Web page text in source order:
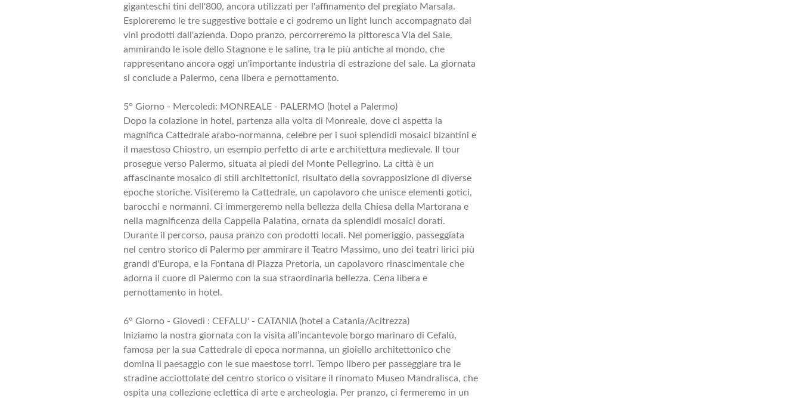
giganteschi tini dell'800, ancora utilizzati per l'affinamento del pregiato Marsala.
Esploreremo le tre suggestive bottaie e ci godremo un light lunch accompagnato dai
vini prodotti dall'azienda. Dopo pranzo, percorreremo la pittoresca Via del Sale,
ammirando le isole dello Stagnone e le saline, tra le più antiche al mondo, che
rappresentano ancora oggi un'importante industria di estrazione del sale. La giornata
si conclude a Palermo, cena libera e pernottamento.
5° Giorno - Mercoledì: MONREALE - PALERMO (hotel a Palermo)
Dopo la colazione in hotel, partenza alla volta di Monreale, dove ci aspetta la
magnifica Cattedrale arabo-normanna, celebre per i suoi splendidi mosaici bizantini e
il maestoso Chiostro, un esempio perfetto di arte e architettura medievale. Il tour
prosegue verso Palermo, situata ai piedi del Monte Pellegrino. La città è un
affascinante mosaico di stili architettonici, risultato della sovrapposizione di diverse
epoche storiche. Visiteremo la Cattedrale, un capolavoro che unisce elementi gotici,
barocchi e normanni. Ci immergeremo nella bellezza della Chiesa della Martorana e
nella magnificenza della Cappella Palatina, ornata da splendidi mosaici dorati.
Durante il percorso, pausa pranzo con prodotti locali. Nel pomeriggio, passeggiata
nel centro storico di Palermo per ammirare il Teatro Massimo, uno dei teatri lirici più
grandi d'Europa, e la Fontana di Piazza Pretoria, un capolavoro rinascimentale che
adorna il cuore di Palermo con la sua straordinaria bellezza. Cena libera e
pernottamento in hotel.
6° Giorno - Giovedì : CEFALU' - CATANIA (hotel a Catania/Acitrezza)
Iniziamo la nostra giornata con la visita all’incantevole borgo marinaro di Cefalù,
famosa per la sua Cattedrale di epoca normanna, un gioiello architettonico che
domina il paesaggio con le sue maestose torri. Tempo libero per passeggiare tra le
stradine acciottolate del centro storico o visitare il rinomato Museo Mandralisca, che
ospita una collezione eclettica di arte e archeologia. Per pranzo, ci fermeremo in un